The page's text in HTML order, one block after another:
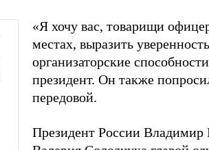
«Я хочу вас, товарищи
местах, выразить
организаторские
президент. Он также
передовой.
Президент России Владимир